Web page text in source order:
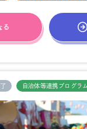
る
自治体等連携プログラ